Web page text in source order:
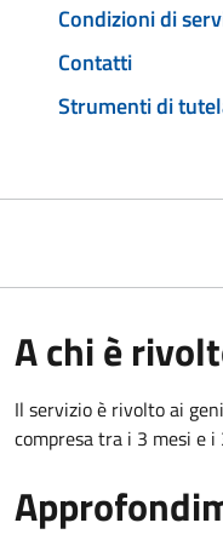
Condizioni di
Contatti
Strumenti di
A chi è
Il servizio è rivolto ai
compresa tra i 3 mesi e i